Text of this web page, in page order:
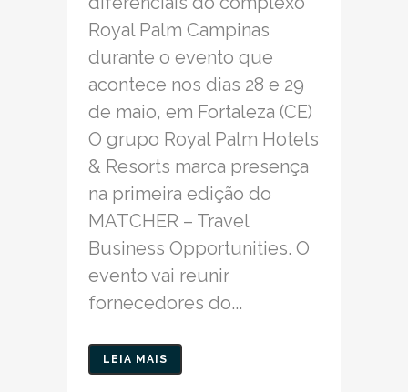
Royal Palm Campinas
durante o evento que
acontece nos dias 28 e 29
de maio, em Fortaleza (CE)
O grupo Royal Palm Hotels
& Resorts marca presença
na primeira edição do
MATCHER – Travel
Business Opportunities. O
evento vai reunir
fornecedores do...
LEIA MAIS